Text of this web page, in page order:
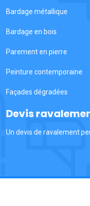
Bardage métallique
Bardage en bois
Parement en pierre
Peinture contemporaine
Façades dégradées
Devis
Un devis de ravalement